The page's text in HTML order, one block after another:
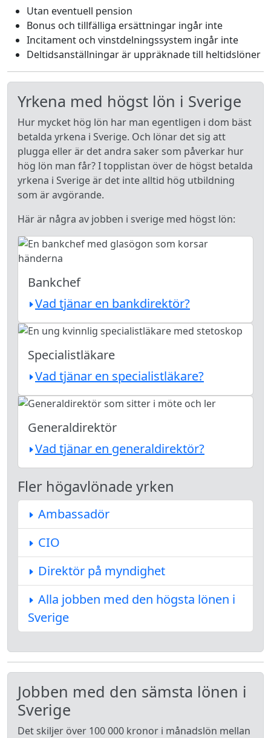
Utan eventuell pension
Bonus och tillfälliga ersättningar ingår inte
Incitament och vinstdelningssystem ingår inte
Deltidsanställningar är uppräknade till heltidslöner
Yrkena med högst lön i Sverige
Hur mycket hög lön har man egentligen i dom bäst
betalda yrkena i Sverige. Och lönar det sig att
plugga eller är det andra saker som påverkar hur
hög lön man får? I topplistan över de högst betalda
yrkena i Sverige är det inte alltid hög utbildning
som är avgörande.
Här är några av jobben i sverige med högst lön:
Bankchef
Vad tjänar en bankdirektör?
Specialistläkare
Vad tjänar en specialistläkare?
Generaldirektör
Vad tjänar en generaldirektör?
Fler högavlönade yrken
Ambassadör
CIO
Direktör på myndighet
Alla jobben med den högsta lönen i
Sverige
Jobben med den sämsta lönen i
Sverige
Det skiljer över 100 000 kronor i månadslön mellan